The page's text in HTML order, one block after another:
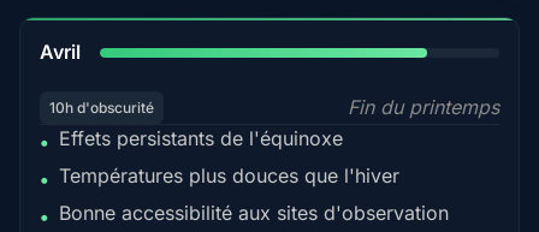
Avril
10h d'obscurité
Fin du printemps
• Effets persistants de l'équinoxe
• Températures plus douces que l'hiver
• Bonne accessibilité aux sites d'observation